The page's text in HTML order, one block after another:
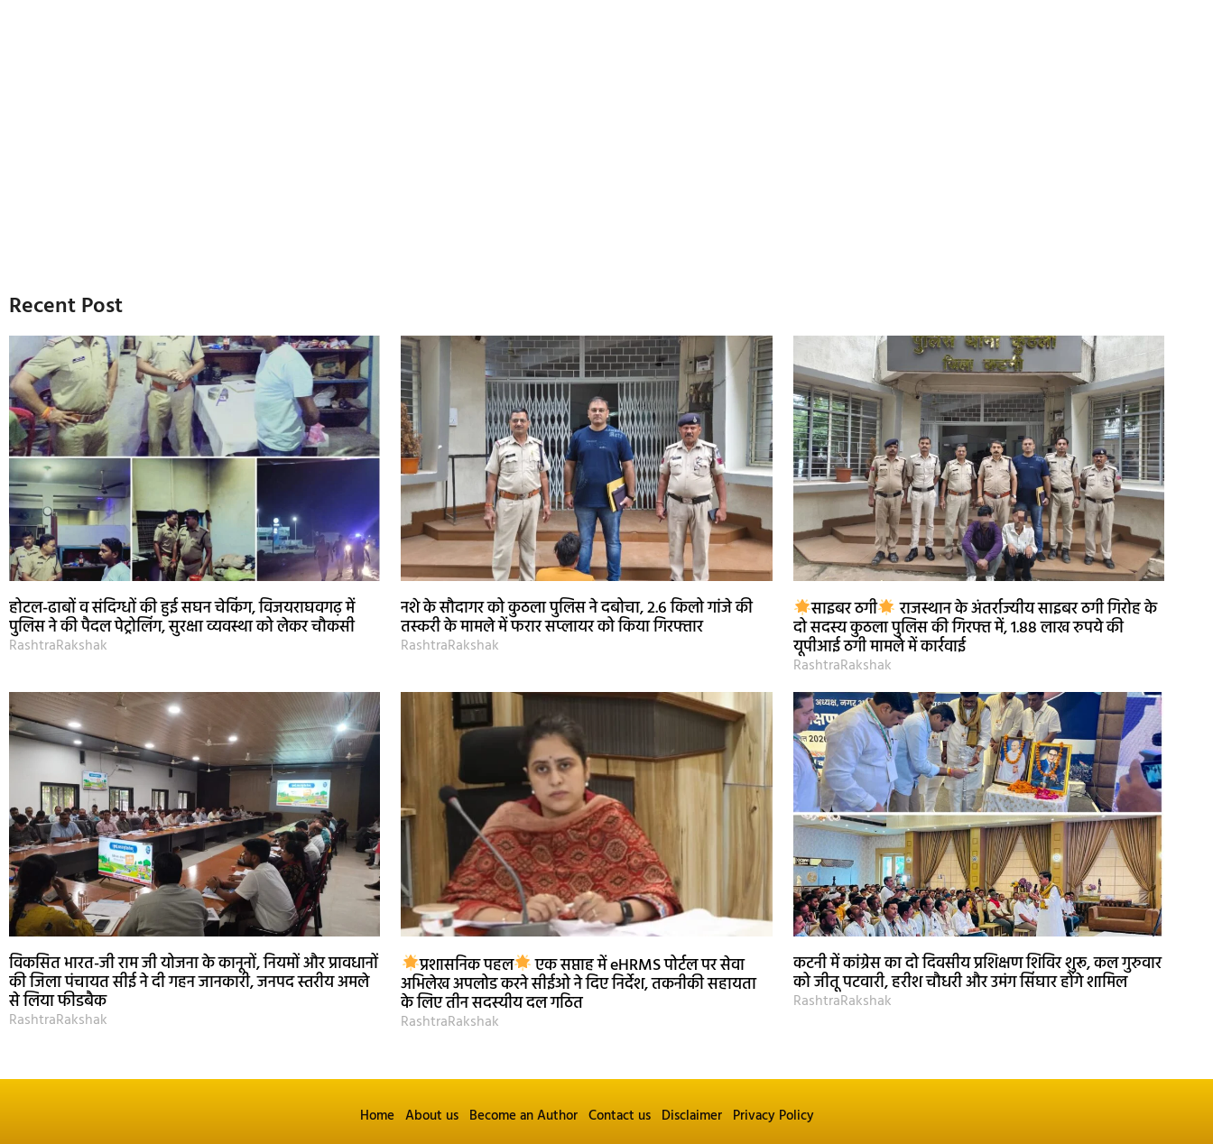
Recent Post
होटल-ढाबों व संदिग्धों की हुई सघन चेकिंग, विजयराघवगढ़ में
पुलिस ने की पैदल पेट्रोलिंग, सुरक्षा व्यवस्था को लेकर चौकसी
RashtraRakshak
नशे के सौदागर को कुठला पुलिस ने दबोचा, 2.6 किलो गांजे की
तस्करी के मामले में फरार सप्लायर को किया गिरफ्तार
RashtraRakshak
साइबर ठगी राजस्थान के अंतर्राज्यीय साइबर ठगी गिरोह के
दो सदस्य कुठला पुलिस की गिरफ्त में, 1.88 लाख रुपये की
यूपीआई ठगी मामले में कार्रवाई
RashtraRakshak
विकसित भारत-जी राम जी योजना के कानूनों, नियमों और प्रावधानों
की जिला पंचायत सीई ने दी गहन जानकारी, जनपद स्तरीय अमले
से लिया फीडबैक
RashtraRakshak
प्रशासनिक पहल एक सप्ताह में eHRMS पोर्टल पर सेवा
अभिलेख अपलोड करने सीईओ ने दिए निर्देश, तकनीकी सहायता
के लिए तीन सदस्यीय दल गठित
RashtraRakshak
कटनी में कांग्रेस का दो दिवसीय प्रशिक्षण शिविर शुरू, कल गुरुवार
को जीतू पटवारी, हरीश चौधरी और उमंग सिंघार होंगे शामिल
RashtraRakshak
Home About us Become an Author Contact us Disclaimer Privacy Policy